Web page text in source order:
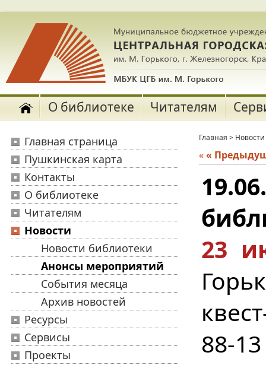
О библиотеке Читателям
Главная страница
Пушкинская карта
Контакты
О библиотеке
Читателям
Новости
Новости библиотеки
Анонсы мероприятий
События месяца
Архив новостей
Ресурсы
Сервисы
Проекты
Главная > Новости
««
23
88-13